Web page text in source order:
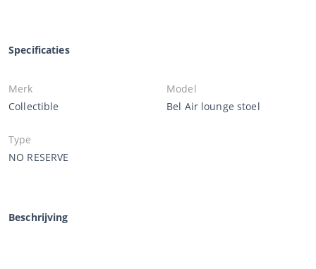
Specificaties
Merk
Collectible
Model
Bel Air lounge stoel
Type
NO RESERVE
Beschrijving